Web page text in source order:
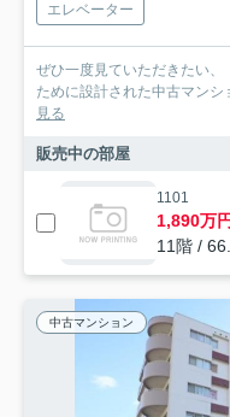
エレベーター
ぜひ一度見ていただきたい
ために設計された中古マン
見る
販売中の部屋
1101
1,890万円
11階 /
中古マンション